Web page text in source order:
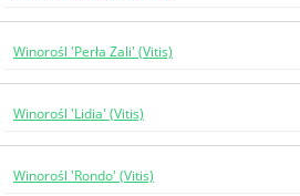
Winorośl 'Perła Zali' (Vitis)
Winorośl 'Lidia' (Vitis)
Winorośl 'Rondo' (Vitis)